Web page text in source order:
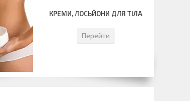
КРЕМИ, ЛОСЬЙОНИ ДЛЯ ТІЛА
Перейти